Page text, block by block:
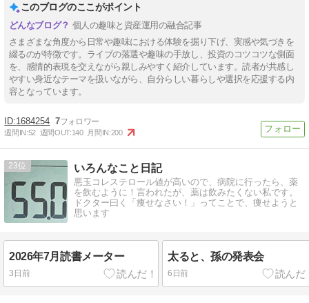
このブログのここがポイント
個人の趣味と資産運用の融合記事
さまざまな角度から日常や趣味における体験を掘り下げ、実感や気づきを
綴るのが特徴です。ライブの落選や趣味の手放し、投資のコツコツな側面
を、感情的表現を交えながら親しみやすく紹介しています。読者が共感し
やすい身近なテーマを扱いながら、自分らしい暮らしや選択を応援する内
容となっています。
1684254 7
週間IN:52 週間OUT:140 月間IN:200
23 いろんなこと日記
悪玉コレステロール値が高いので、病院に行ったら、薬
を飲むように！言われたが、薬は飲みたくない私です。
ドクター曰く「痩せなさい！」ってことで、痩せようと
思います
2026年7月読書メーター
3日前
太ると、孫の発表会
6日前